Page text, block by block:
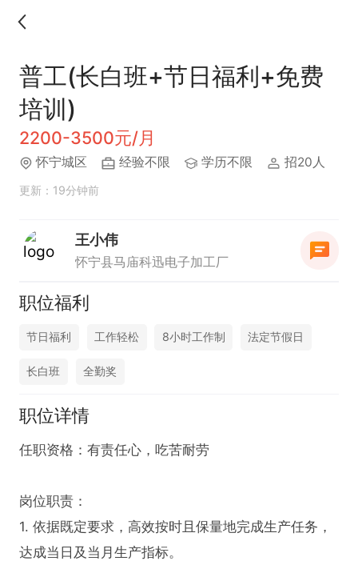
普工(长白班+节日福利+免费
培训)
2200-3500元/月
怀宁城区 经验不限 学历不限 招20人
更新：19分钟前
王小伟
怀宁县马庙科迅电子加工厂
职位福利
节日福利 工作轻松 8小时工作制 法定节假日
长白班 全勤奖
职位详情
任职资格：有责任心，吃苦耐劳
岗位职责：
1. 依据既定要求，高效按时且保量地完成生产任务，
达成当日及当月生产指标。